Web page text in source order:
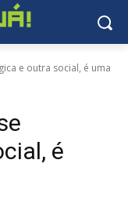
e outra social, é uma
é